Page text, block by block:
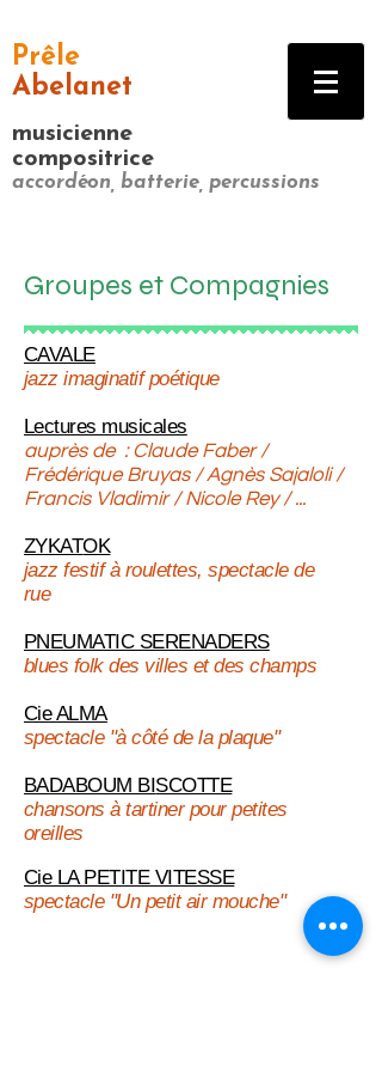
Prêle
Abelanet
musicienne
compositrice
accordéon, batterie, percussions
Groupes et Compagnies
CAVALE
jazz imaginatif poétique
Lectures musicales
auprès de : Claude Faber /
Frédérique Bruyas / Agnès Sajaloli /
Francis Vladimir / Nicole Rey / ...
ZYKATOK
jazz festif à roulettes, spectacle de
rue
PNEUMATIC SERENADERS
blues folk des villes et des champs
Cie ALMA
spectacle "à côté de la plaque"
BADABOUM BISCOTTE
chansons à tartiner pour petites
oreilles
Cie LA PETITE VITESSE
spectacle "Un petit air mouche"